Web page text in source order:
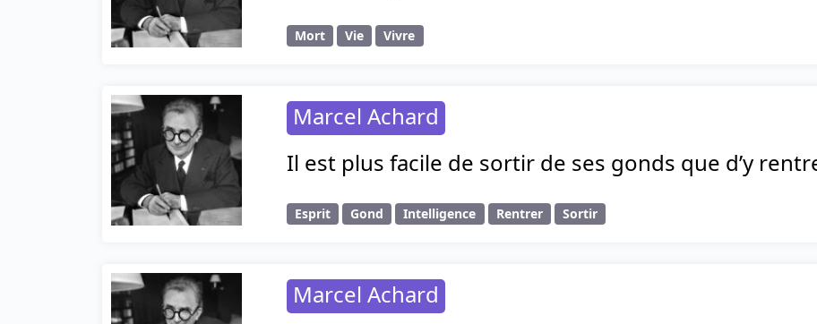
Mort Vie Vivre
Marcel Achard
Il est plus facile de sortir de ses gonds que d’y
Esprit Gond Intelligence Rentrer Sortir
Marcel Achard